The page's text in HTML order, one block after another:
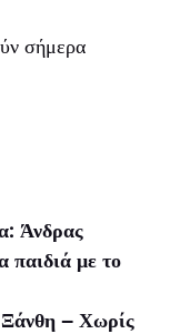
σήμερα
Άνδρας
παιδιά με το
Ξάνθη – Χωρίς